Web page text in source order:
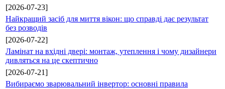
[2026-07-23]
Найкращий засіб для миття вікон: що справді дає результат
без розводів
[2026-07-22]
Ламінат на вхідні двері: монтаж, утеплення і чому дизайнери
дивляться на це скептично
[2026-07-21]
Вибираємо зварювальний інвертор: основні правила